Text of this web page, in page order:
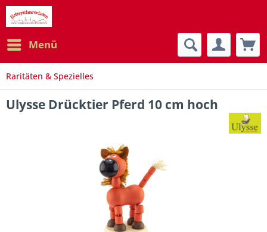
Menü
Raritäten & Spezielles
Ulysse Drücktier Pferd 10 cm hoch